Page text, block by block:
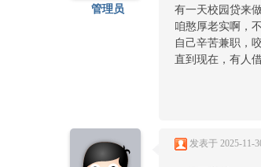
管理员
有一天校园贷来
咱憨厚老实啊，
自己辛苦兼职，
直到现在，有人
发表于 2025-11-